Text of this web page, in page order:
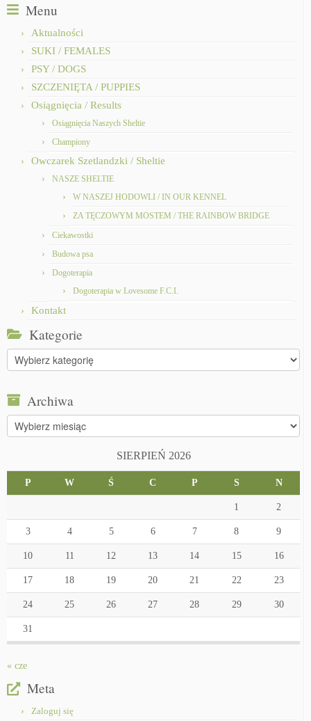
Menu
Aktualności
SUKI / FEMALES
PSY / DOGS
SZCZENIĘTA / PUPPIES
Osiągnięcia / Results
Osiągnięcia Naszych Sheltie
Championy
Owczarek Szetlandzki / Sheltie
NASZE SHELTIE
W NASZEJ HODOWLI / IN OUR KENNEL
ZA TĘCZOWYM MOSTEM / THE RAINBOW BRIDGE
Ciekawostki
Budowa psa
Dogoterapia
Dogoterapia w Lovesome F.C.I.
Kontakt
Kategorie
Kategorie
Archiwa
Archiwa
SIERPIEŃ 2026
P W Ś C P S N
1 2
3 4 5 6 7 8 9
10 11 12 13 14 15 16
17 18 19 20 21 22 23
24 25 26 27 28 29 30
31
« cze
Meta
Zaloguj się